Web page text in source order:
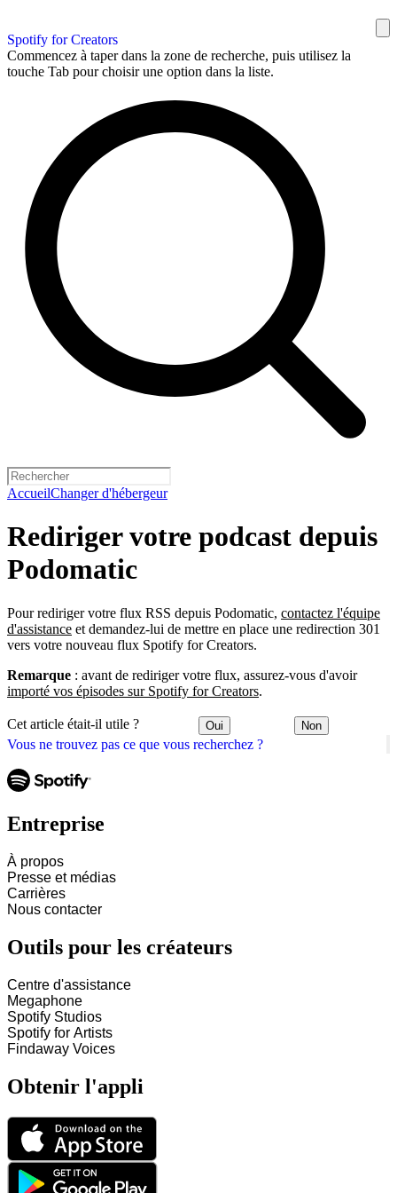
Spotify for Creators
Commencez à taper dans la zone de recherche, puis utilisez la
touche Tab pour choisir une option dans la liste.
AccueilChanger d'hébergeur
Vous ne trouvez pas ce que vous recherchez ?
Rediriger votre podcast depuis
Podomatic
Pour rediriger votre flux RSS depuis Podomatic, contactez l'équipe
d'assistance et demandez-lui de mettre en place une redirection 301
vers votre nouveau flux Spotify for Creators.
Remarque : avant de rediriger votre flux, assurez-vous d'avoir
importé vos épisodes sur Spotify for Creators.
Cet article était-il utile ? Oui Non
Entreprise
À propos
Presse et médias
Carrières
Nous contacter
Outils pour les créateurs
Centre d'assistance
Megaphone
Spotify Studios
Spotify for Artists
Findaway Voices
Obtenir l'appli